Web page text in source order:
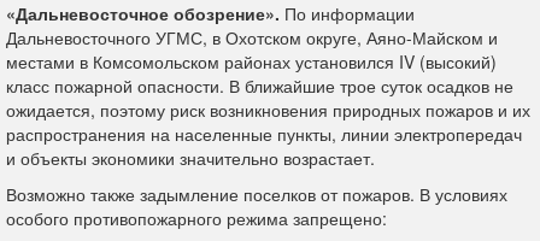
«Дальневосточное обозрение». По информации
Дальневосточного УГМС, в Охотском округе, Аяно-Майском и
местами в Комсомольском районах установился IV (высокий)
класс пожарной опасности. В ближайшие трое суток осадков не
ожидается, поэтому риск возникновения природных пожаров и их
распространения на населенные пункты, линии электропередач
и объекты экономики значительно возрастает.
Возможно также задымление поселков от пожаров. В условиях
особого противопожарного режима запрещено: